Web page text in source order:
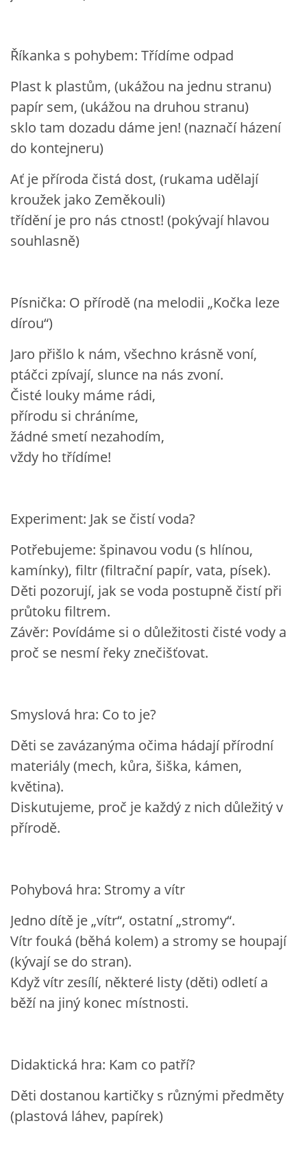
ŠABLONY
SENZORY PLAY
DOPORUČUJI
POLYTECHNICKÉ ČINNOSTI
PORTFÓLIO DÍTĚTE
POKUSY
PSYCHOHYGIENA PRO UČITELKY
UČITELSKÁ SEBEREFLEXE
DĚTSKÝ SMUTEK
EFEKTIVNÍ KOMUNIKACE S DĚTMI
CO BY MĚLO DÍTĚ ZVLÁDNOUT PŘED VSTUPEM DO ZŠ
SPORTÍK - DĚTI V POHYBU
VĚDOMÁ VÝCHOVA
SADA EMOČNÍCH HER PRO DĚTI 3 - 4 ROKY
MERCH
POHÁDKY NA SPOTIFY
SPONZOŘI
© 2026 eStránky.cz
Říkanka s pohybem: Třídíme odpad
Plast k plastům, (ukážou na jednu stranu)
papír sem, (ukážou na druhou stranu)
sklo tam dozadu dáme jen! (naznačí házení
do kontejneru)
Ať je příroda čistá dost, (rukama udělají
kroužek jako Zeměkouli)
třídění je pro nás ctnost! (pokývají hlavou
souhlasně)
Písnička: O přírodě (na melodii „Kočka leze
dírou“)
Jaro přišlo k nám, všechno krásně voní,
ptáčci zpívají, slunce na nás zvoní.
Čisté louky máme rádi,
přírodu si chráníme,
žádné smetí nezahodím,
vždy ho třídíme!
Experiment: Jak se čistí voda?
Potřebujeme: špinavou vodu (s hlínou,
kamínky), filtr (filtrační papír, vata, písek).
Děti pozorují, jak se voda postupně čistí při
průtoku filtrem.
Závěr: Povídáme si o důležitosti čisté vody a
proč se nesmí řeky znečišťovat.
Smyslová hra: Co to je?
Děti se zavázanýma očima hádají přírodní
materiály (mech, kůra, šiška, kámen,
květina).
Diskutujeme, proč je každý z nich důležitý v
přírodě.
Pohybová hra: Stromy a vítr
Jedno dítě je „vítr“, ostatní „stromy“.
Vítr fouká (běhá kolem) a stromy se houpají
(kývají se do stran).
Když vítr zesílí, některé listy (děti) odletí a
běží na jiný konec místnosti.
Didaktická hra: Kam co patří?
Děti dostanou kartičky s různými předměty
(plastová láhev, papírek)